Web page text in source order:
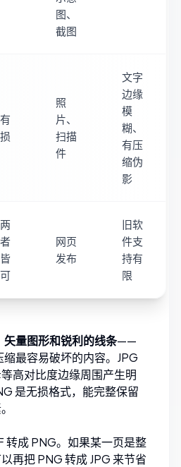
图、
截图
有
损
照
片、
扫描
件
文字
边缘
模
糊、
有压
缩伪
影
两
者
皆
可
网页
发布
旧软
件支
持有
限
矢量图形和锐利的线条——
缩最容易破坏的内容。JPG
高对比度边缘周围产生明
是无损格式，能完整保留
转成 PNG。如果某一页是整
再把 PNG 转成 JPG 来节省